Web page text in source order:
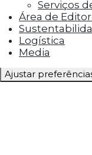
Os cookies
entregar aos
visitaram
campanha
Ajustar
Serviços
Área de
Logística
Media